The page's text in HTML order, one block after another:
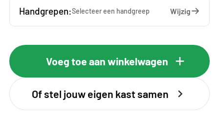
Handgrepen:Selecteer een handgreep Wijzig
Voeg toe aan winkelwagen
Of stel jouw eigen kast samen